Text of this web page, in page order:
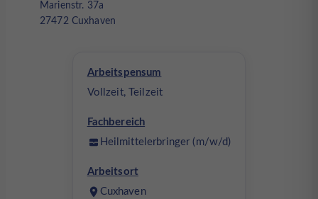
Marienstr. 37a
27472 Cuxhaven
Arbeitspensum
Vollzeit, Teilzeit
Fachbereich
Heilmittelerbringer (m/w/d)
Arbeitsort
Cuxhaven